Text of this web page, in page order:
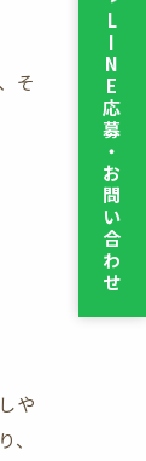
そ
や
L
I
N
E
応
募
・
お
問
い
合
わ
せ